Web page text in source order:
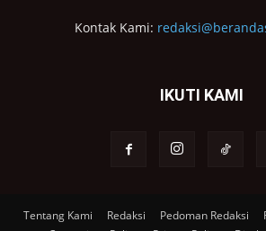
Kontak Kami:
IKUTI KAMI
Tentang Kami Redaksi Pedoman Redaksi